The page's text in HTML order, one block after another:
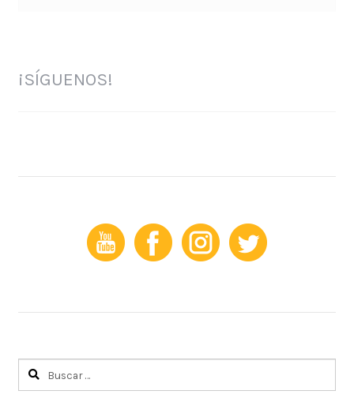
¡SÍGUENOS!
Buscar: